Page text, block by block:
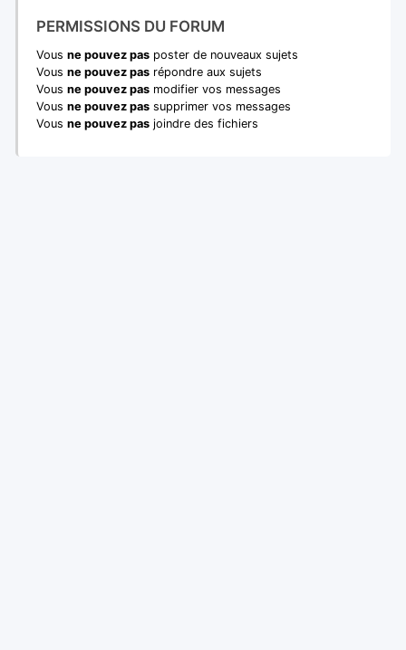
PERMISSIONS DU FORUM
Vous ne pouvez pas poster de nouveaux sujets
Vous ne pouvez pas répondre aux sujets
Vous ne pouvez pas modifier vos messages
Vous ne pouvez pas supprimer vos messages
Vous ne pouvez pas joindre des fichiers